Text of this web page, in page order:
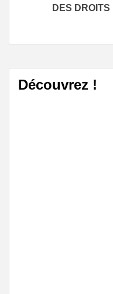
DES
Découvrez !